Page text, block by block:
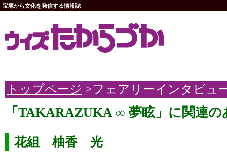
宝塚から文化を発信する情報誌
トップページ >フェアリーインタビュ
「TAKARAZUKA ∞ 夢眩」に関連の
花組 柚香 光